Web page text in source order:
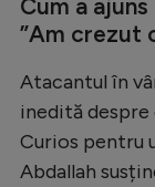
Cum a
”Am crezut
Atacantul în
inedită despre
Curios pentru
Abdallah